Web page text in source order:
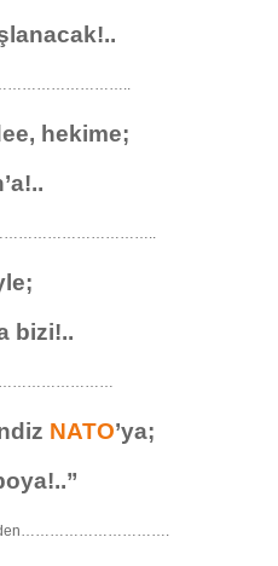
hekime;
bizi!..
NATO’ya;